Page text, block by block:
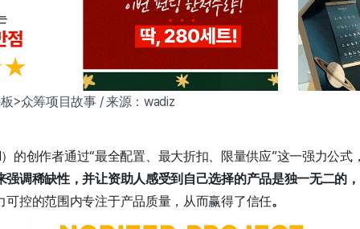
>众筹项目故事 / 来源：wadiz
的创作者通过“最全配置、最大折扣、限量供应”这一强力公式
强调稀缺性，并让资助人感受到自己选择的产品是独一无二的
可控的范围内专注于产品质量，从而赢得了信任。